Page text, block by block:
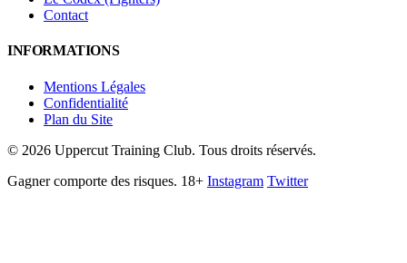
Contact
INFORMATIONS
Mentions Légales
Confidentialité
Plan du Site
© 2026 Uppercut Training Club. Tous droits réservés.
Gagner comporte des risques. 18+ Instagram Twitter